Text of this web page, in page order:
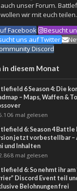
unserForum.
wir mit euch teilen.
Facebook
Besucht
uns auf Twitter
Discord
diesem Monat
6 Season 4: Die
– Maps, Waffen &
mal gelesen
6: Season 4 Battle
jetzt vorbestellbar –
und Inhalten
mal gelesen
6: So nehmt ihr am
Discord Event teil
Belohnungen frei